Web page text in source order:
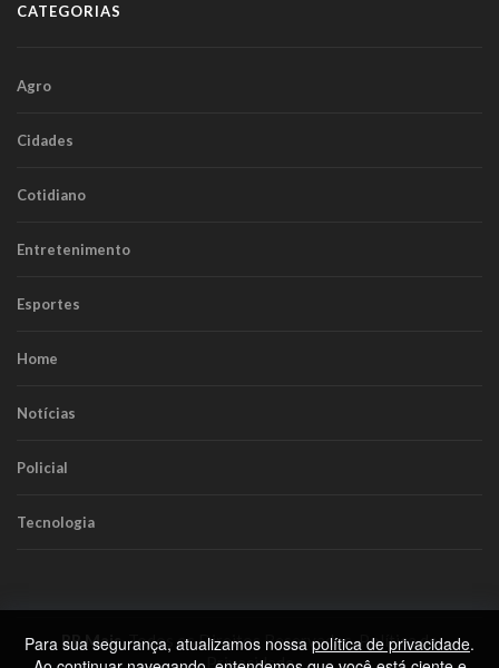
CATEGORIAS
Agro
Cidades
Cotidiano
Entretenimento
Esportes
Home
Notícias
Policial
Tecnologia
RR Mais. Todos os Direitos Reservados.Política de
Privacidade
Para sua segurança, atualizamos nossa política de privacidade.